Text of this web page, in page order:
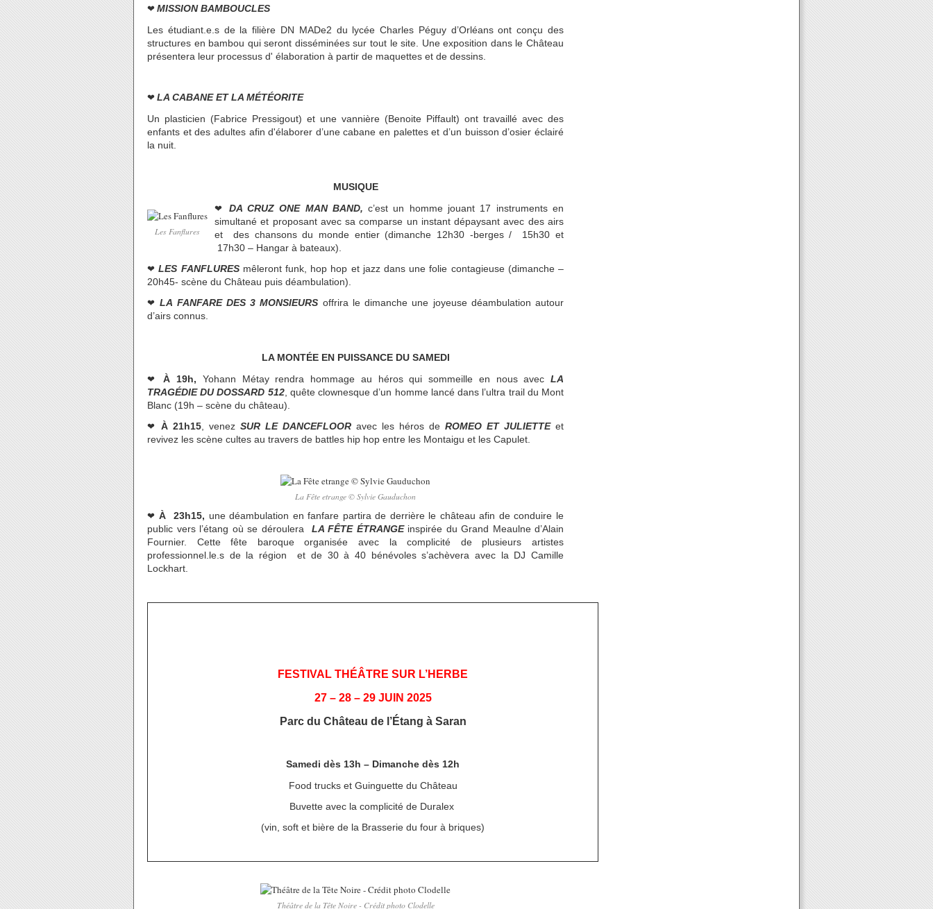
❤ MISSION BAMBOUCLES
Les étudiant.e.s de la filière DN MADe2 du lycée Charles Péguy d’Orléans ont conçu des
structures en bambou qui seront disséminées sur tout le site. Une exposition dans le Château
présentera leur processus d' élaboration à partir de maquettes et de dessins.
❤ LA CABANE ET LA MÉTÉORITE
Un plasticien (Fabrice Pressigout) et une vannière (Benoite Piffault) ont travaillé avec des
enfants et des adultes afin d'élaborer d’une cabane en palettes et d’un buisson d’osier éclairé
la nuit.
MUSIQUE
Les Fanflures
❤ DA CRUZ ONE MAN BAND, c’est un homme jouant 17 instruments en
simultané et proposant avec sa comparse un instant dépaysant avec des airs
et des chansons du monde entier (dimanche 12h30 -berges / 15h30 et
17h30 – Hangar à bateaux).
❤LES FANFLURESmêleront funk, hop hop et jazz dans une folie contagieuse (dimanche –
20h45- scène du Château puis déambulation).
❤LA FANFARE DES 3 MONSIEURS offrira le dimanche une joyeuse déambulation autour
d’airs connus.
LA MONTÉE EN PUISSANCE DU SAMEDI
❤À 19h, Yohann Métay rendra hommage au héros qui sommeille en nous avec LA
TRAGÉDIE DU DOSSARD 512, quête clownesque d’un homme lancé dans l’ultra trail du Mont
Blanc (19h – scène du château).
❤ À 21h15 , venez SUR LE DANCEFLOOR avec les héros de ROMEO ET JULIETTEet
revivez les scène cultes au travers de battles hip hop entre les Montaigu et les Capulet.
La Fête etrange © Sylvie Gauduchon
❤À 23h15, une déambulation en fanfare partira de derrière le château afin de conduire le
public vers l’étang où se déroulera LA FÊTE ÉTRANGEinspirée du Grand Meaulne d’Alain
Fournier. Cette fête baroque organisée avec la complicité de plusieurs artistes
professionnel.le.s de la région et de 30 à 40 bénévoles s’achèvera avec la DJ Camille
Lockhart.
FESTIVAL THÉÂTRE SUR L’HERBE
27 – 28 – 29 JUIN 2025
Parc du Château de l’Étang à Saran
Samedi dès 13h – Dimanche dès 12h
Food trucks et Guinguette du Château
Buvette avec la complicité de Duralex
(vin, soft et bière de la Brasserie du four à briques)
Théâtre de la Tête Noire - Crédit photo Clodelle